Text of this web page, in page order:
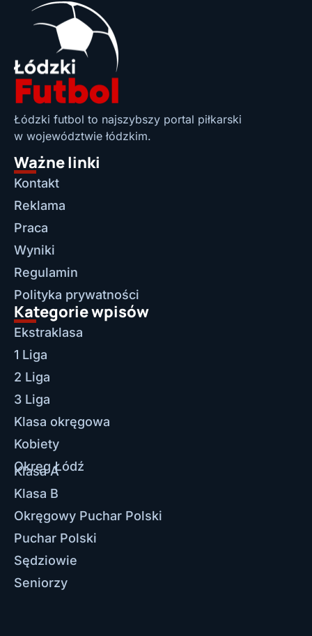
Łódzki futbol to najszybszy portal piłkarski
w województwie łódzkim.
Ważne linki
Kontakt
Reklama
Praca
Wyniki
Regulamin
Polityka prywatności
Kategorie wpisów
Ekstraklasa
1 Liga
2 Liga
3 Liga
Klasa okręgowa
Kobiety
Okręg Łódź
Klasa A
Klasa B
Okręgowy Puchar Polski
Puchar Polski
Sędziowie
Seniorzy